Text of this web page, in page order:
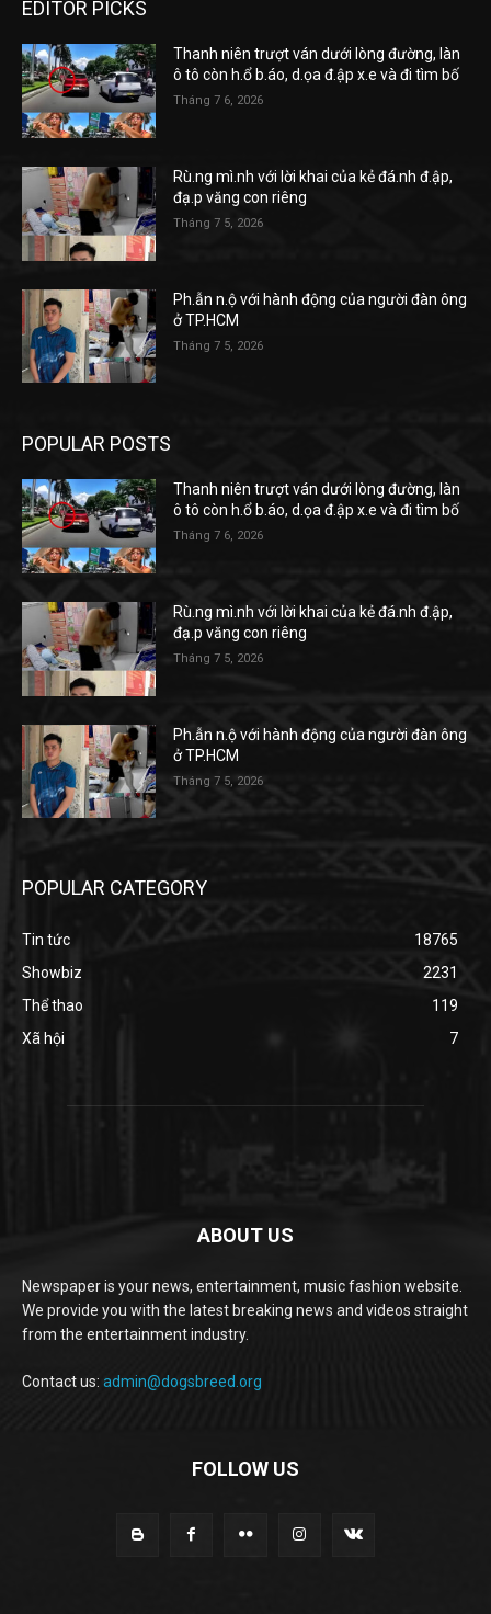
EDITOR PICKS
Thanh niên trượt ván dưới lòng đường, làn
ô tô còn h.ổ b.áo, d.ọa đ.ập x.e và đi tìm bố
Tháng 7 6, 2026
Rù.ng mì.nh với lời khai của kẻ đá.nh đ.ập,
đạ.p văng con riêng
Tháng 7 5, 2026
Ph.ẫn n.ộ với hành động của người đàn ông
ở TP.HCM
Tháng 7 5, 2026
POPULAR POSTS
Thanh niên trượt ván dưới lòng đường, làn
ô tô còn h.ổ b.áo, d.ọa đ.ập x.e và đi tìm bố
Tháng 7 6, 2026
Rù.ng mì.nh với lời khai của kẻ đá.nh đ.ập,
đạ.p văng con riêng
Tháng 7 5, 2026
Ph.ẫn n.ộ với hành động của người đàn ông
ở TP.HCM
Tháng 7 5, 2026
POPULAR CATEGORY
Tin tức
18765
Showbiz
2231
Thể thao
119
Xã hội
7
ABOUT US
Newspaper is your news, entertainment, music fashion website.
We provide you with the latest breaking news and videos straight
from the entertainment industry.
Contact us: admin@dogsbreed.org
FOLLOW US